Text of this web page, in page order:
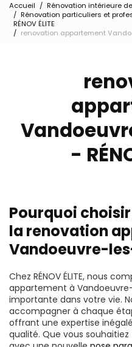
Accueil
Rénovation intérieure
Rénovation particuliers et
RÉNOV ÉLITE
renovation appartement
-
Pourquoi choisir
la renovation
Vandoeuvre-
Chez RÉNOV ÉLITE, nous
appartement à
importante dans votre vie.
accompagner à chaque
offrant une expertise
qualité. Que vous